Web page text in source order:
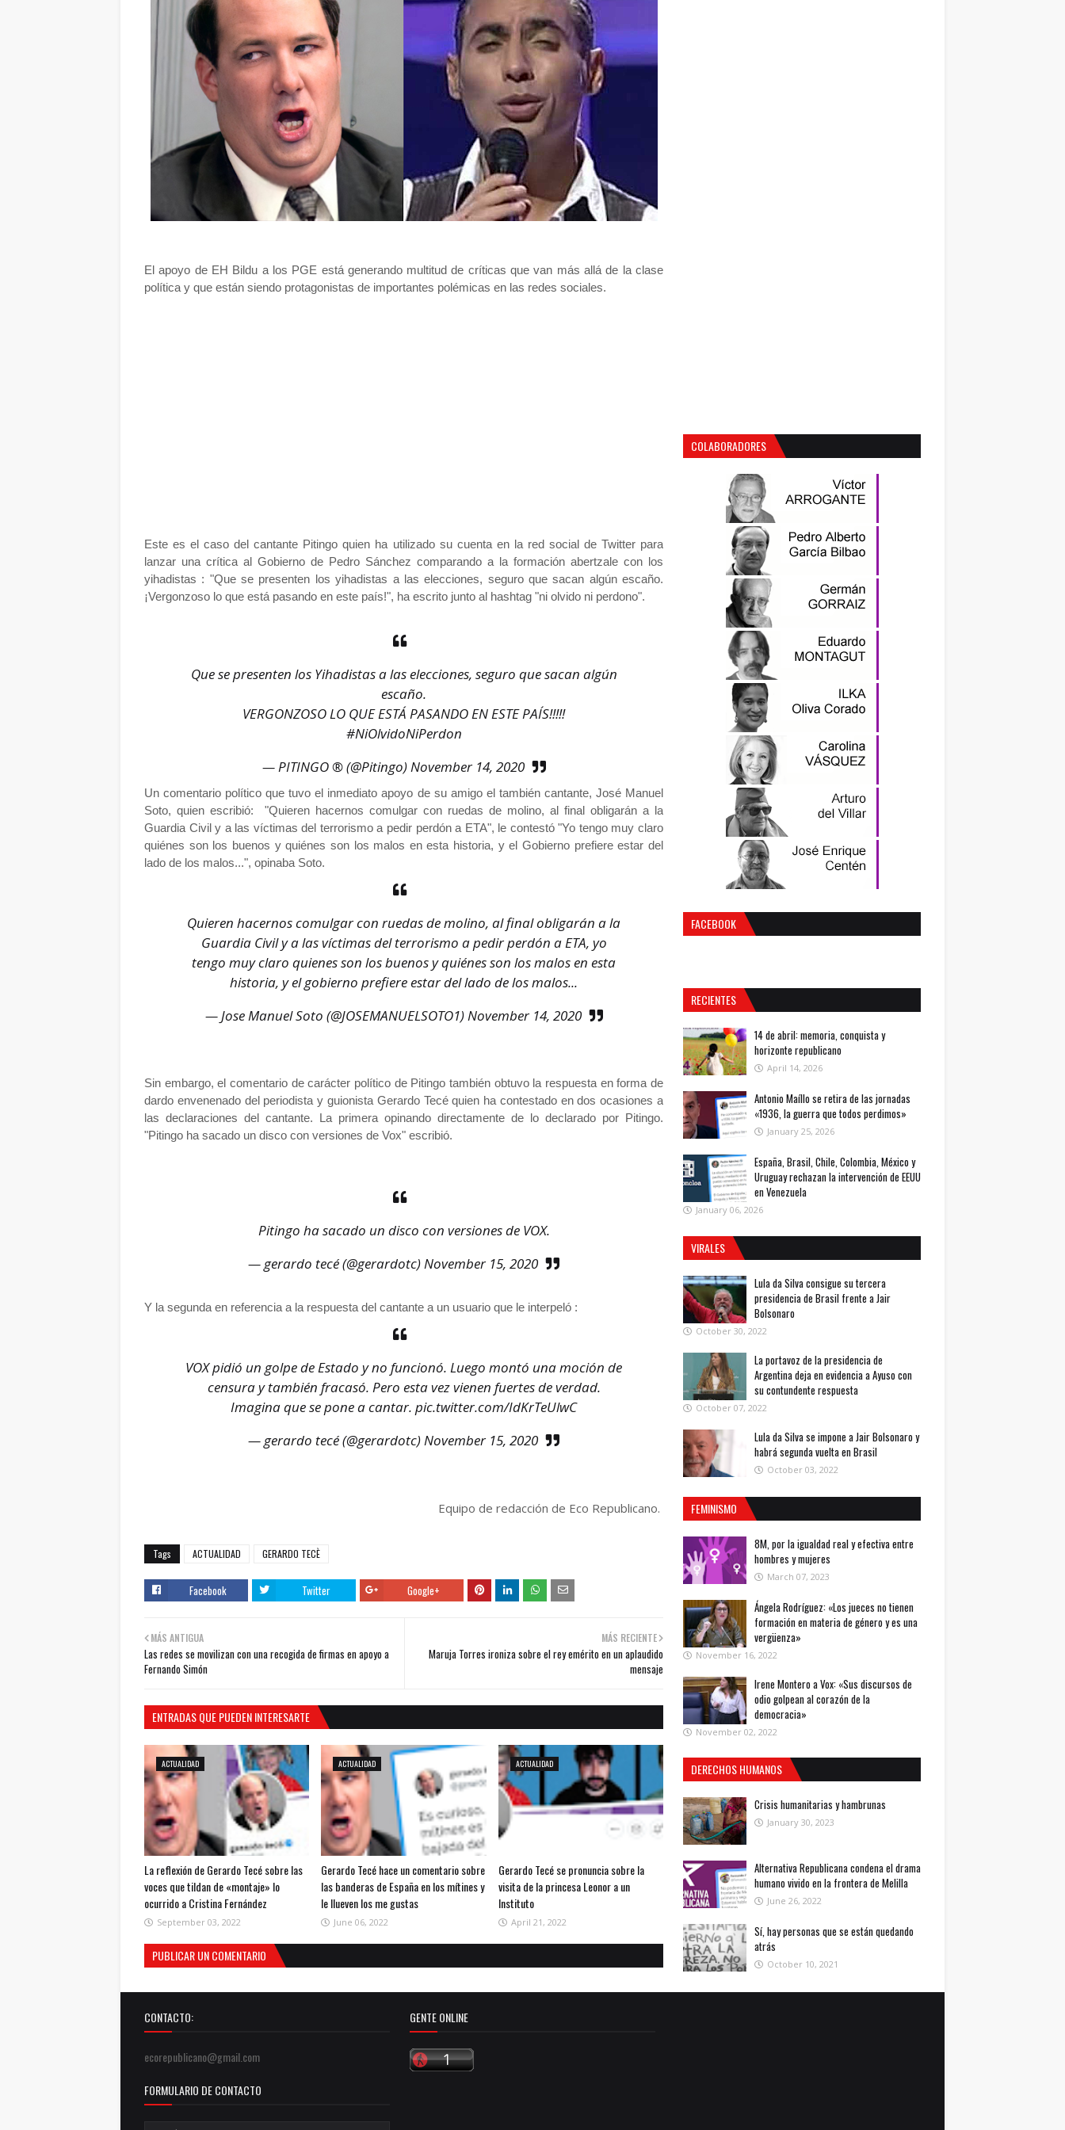
El apoyo de EH Bildu a los PGE está generando multitud de críticas que van más allá de la clase
política y que están siendo protagonistas de importantes polémicas en las redes sociales.
Este es el caso del cantante Pitingo quien ha utilizado su cuenta en la red social de Twitter para
lanzar una crítica al Gobierno de Pedro Sánchez comparando a la formación abertzale con los
yihadistas : "Que se presenten los yihadistas a las elecciones, seguro que sacan algún escaño.
¡Vergonzoso lo que está pasando en este país!", ha escrito junto al hashtag "ni olvido ni perdono".
Que se presenten los Yihadistas a las elecciones, seguro que sacan algún
escaño.
VERGONZOSO LO QUE ESTÁ PASANDO EN ESTE PAÍS!!!!!
#NiOlvidoNiPerdon
— PITINGO ® (@Pitingo)November 14, 2020
Un comentario político que tuvo el inmediato apoyo de su amigo el también cantante, José Manuel
Soto, quien escribió: "Quieren hacernos comulgar con ruedas de molino, al final obligarán a la
Guardia Civil y a las víctimas del terrorismo a pedir perdón a ETA", le contestó "Yo tengo muy claro
quiénes son los buenos y quiénes son los malos en esta historia, y el Gobierno prefiere estar del
lado de los malos...", opinaba Soto.
Quieren hacernos comulgar con ruedas de molino, al final obligarán a la
Guardia Civil y a las víctimas del terrorismo a pedir perdón a ETA, yo
tengo muy claro quienes son los buenos y quiénes son los malos en esta
historia, y el gobierno prefiere estar del lado de los malos...
— Jose Manuel Soto (@JOSEMANUELSOTO1)November 14, 2020
Sin embargo, el comentario de carácter político de Pitingo también obtuvo la respuesta en forma de
dardo envenenado del periodista y guionista Gerardo Tecé quien ha contestado en dos ocasiones a
las declaraciones del cantante. La primera opinando directamente de lo declarado por Pitingo.
"Pitingo ha sacado un disco con versiones de Vox" escribió.
Pitingo ha sacado un disco con versiones de VOX.
— gerardo tecé (@gerardotc)November 15, 2020
Y la segunda en referencia a la respuesta del cantante a un usuario que le interpeló :
VOX pidió un golpe de Estado y no funcionó. Luego montó una moción de
censura y también fracasó. Pero esta vez vienen fuertes de verdad.
Imagina que se pone a cantar. pic.twitter.com/IdKrTeUlwC
— gerardo tecé (@gerardotc)November 15, 2020
Equipo de redacción de Eco Republicano.
Tags ACTUALIDAD GERARDO TECÈ
Facebook Twitter Google+
MÁS RECIENTE
Maruja Torres ironiza sobre el rey emérito en un aplaudido
mensaje
MÁS ANTIGUA
Las redes se movilizan con una recogida de firmas en apoyo a
Fernando Simón
ENTRADAS QUE PUEDEN INTERESARTE
ACTUALIDAD
La reflexión de Gerardo Tecé sobre las
voces que tildan de «montaje» lo
ocurrido a Cristina Fernández
September 03, 2022
ACTUALIDAD
Gerardo Tecé hace un comentario sobre
las banderas de España en los mítines y
le llueven los me gustas
June 06, 2022
ACTUALIDAD
Gerardo Tecé se pronuncia sobre la
visita de la princesa Leonor a un
Instituto
April 21, 2022
PUBLICAR UN COMENTARIO
COLABORADORES
FACEBOOK
RECIENTES
14 de abril: memoria, conquista y
horizonte republicano
April 14, 2026
Antonio Maíllo se retira de las jornadas
«1936, la guerra que todos perdimos»
January 25, 2026
España, Brasil, Chile, Colombia, México y
Uruguay rechazan la intervención de EEUU
en Venezuela
January 06, 2026
VIRALES
Lula da Silva consigue su tercera
presidencia de Brasil frente a Jair
Bolsonaro
October 30, 2022
La portavoz de la presidencia de
Argentina deja en evidencia a Ayuso con
su contundente respuesta
October 07, 2022
Lula da Silva se impone a Jair Bolsonaro y
habrá segunda vuelta en Brasil
October 03, 2022
FEMINISMO
8M, por la igualdad real y efectiva entre
hombres y mujeres
March 07, 2023
Ángela Rodríguez: «Los jueces no tienen
formación en materia de género y es una
vergüenza»
November 16, 2022
Irene Montero a Vox: «Sus discursos de
odio golpean al corazón de la
democracia»
November 02, 2022
DERECHOS HUMANOS
Crisis humanitarias y hambrunas
January 30, 2023
Alternativa Republicana condena el drama
humano vivido en la frontera de Melilla
June 26, 2022
Sí, hay personas que se están quedando
atrás
October 10, 2021
CONTACTO:
ecorepublicano@gmail.com
FORMULARIO DE CONTACTO
GENTE ONLINE